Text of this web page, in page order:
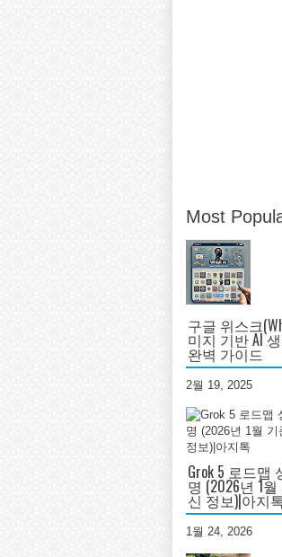
Most
구글 위스크
미지 기반 AI
완벽 가이드
2월 19, 2025
Grok 5 로드맵
명 (2026년 1
신 정보)|아지
1월 24, 2026